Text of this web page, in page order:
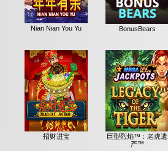
Nian Nian You Yu BonusBears
招财进宝
巨型烈焰™：老虎遗
产™